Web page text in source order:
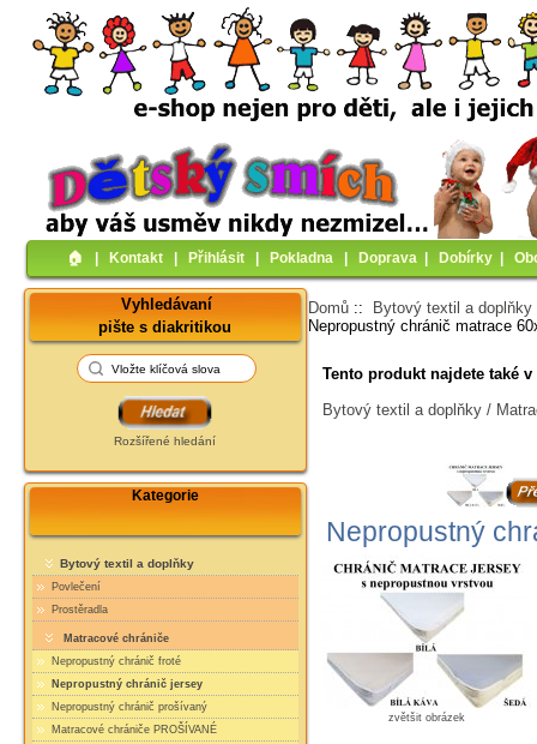
🏠︎ Kontakt Přihlásit Pokladna Doprava Dobírky
Vyhledávaní
pište s diakritikou
Rozšířené hledání
Kategorie
Bytový textil a doplňky
Povlečení
Prostěradla
Matracové chrániče
Nepropustný chránič froté
Nepropustný chránič jersey
Nepropustný chránič prošívaný
Matracové chrániče PROŠÍVANÉ
Domů :: Bytový textil a doplňky
Nepropustný chránič matrace
Tento produkt najdete také
Bytový textil a doplňky /
Nepropustný
zvětšit obrázek